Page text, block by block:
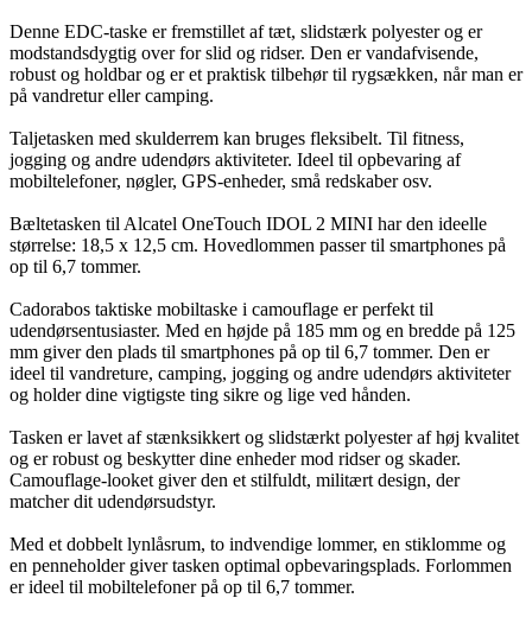
Denne EDC-taske er fremstillet af tæt, slidstærk polyester og er
modstandsdygtig over for slid og ridser. Den er vandafvisende,
robust og holdbar og er et praktisk tilbehør til rygsækken, når man er
på vandretur eller camping.
Taljetasken med skulderrem kan bruges fleksibelt. Til fitness,
jogging og andre udendørs aktiviteter. Ideel til opbevaring af
mobiltelefoner, nøgler, GPS-enheder, små redskaber osv.
Bæltetasken til Alcatel OneTouch IDOL 2 MINI har den ideelle
størrelse: 18,5 x 12,5 cm. Hovedlommen passer til smartphones på
op til 6,7 tommer.
Cadorabos taktiske mobiltaske i camouflage er perfekt til
udendørsentusiaster. Med en højde på 185 mm og en bredde på 125
mm giver den plads til smartphones på op til 6,7 tommer. Den er
ideel til vandreture, camping, jogging og andre udendørs aktiviteter
og holder dine vigtigste ting sikre og lige ved hånden.
Tasken er lavet af stænksikkert og slidstærkt polyester af høj kvalitet
og er robust og beskytter dine enheder mod ridser og skader.
Camouflage-looket giver den et stilfuldt, militært design, der
matcher dit udendørsudstyr.
Med et dobbelt lynlåsrum, to indvendige lommer, en stiklomme og
en penneholder giver tasken optimal opbevaringsplads. Forlommen
er ideel til mobiltelefoner på op til 6,7 tommer.